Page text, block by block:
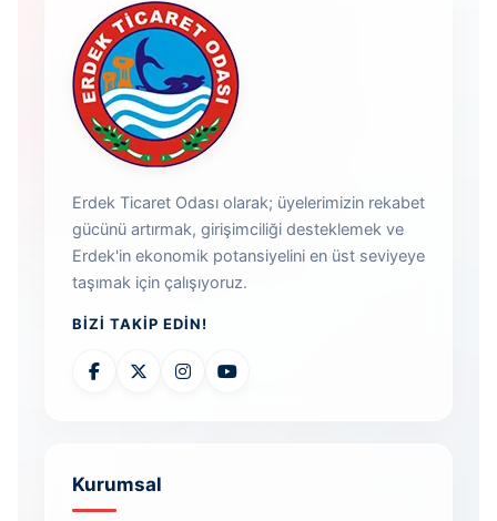
Erdek Ticaret Odası olarak; üyelerimizin rekabet
gücünü artırmak, girişimciliği desteklemek ve
Erdek'in ekonomik potansiyelini en üst seviyeye
taşımak için çalışıyoruz.
BIZI TAKIP EDIN!
Kurumsal